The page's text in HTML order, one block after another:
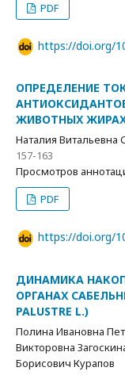
PDF
https://doi.org/
ОПРЕДЕЛЕНИЕ
ЖИВОТНЫХ
Наталия Витальевна
157-163
Просмотров
PDF
https://doi.org/
ДИНАМИКА
ОРГАНАХ
PALUSTRE L.)
Полина Ивановна
Викторовна
Борисович Курапов